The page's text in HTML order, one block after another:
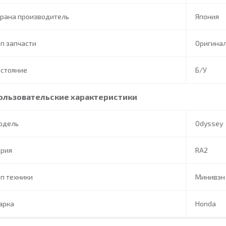
производитель Япония
запчасти
Б/У
характеристики
Odyssey
RA2
техники Минивэн
Honda